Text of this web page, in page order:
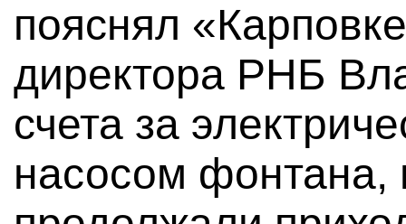
пояснял
директора РНБ
счета за
насосом фонтана,